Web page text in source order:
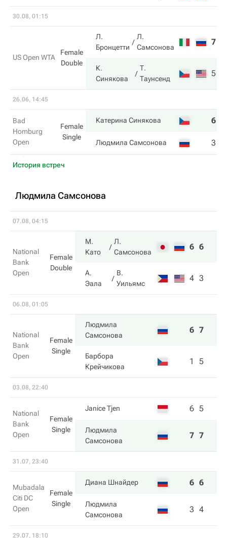
30.08, 01:15
US Open WTA
Female
Double
Л.
Бронцетти
Л.
Самсонова
7
К.
Синякова
Т.
Таунсенд
5
26.06, 14:45
Bad
Homburg
Open
Female
Single
Катерина Синякова 6
Людмила Самсонова 3
История встреч
Людмила Самсонова
07.08, 04:15
National
Bank
Open
Female
Double
М.
Като
Л.
Самсонова
6 6
А.
Эала
В.
Уильямс
4 3
06.08, 01:05
National
Bank
Open
Female
Single
Людмила
Самсонова
6 7
Барбора
Крейчикова
1 5
03.08, 22:40
National
Bank
Open
Female
Single
Janice Tjen 6 5
Людмила
Самсонова
7 7
31.07, 23:40
Mubadala
Citi DC
Open
Female
Single
Диана Шнайдер 6 6
Людмила
Самсонова
3 4
29.07, 18:10